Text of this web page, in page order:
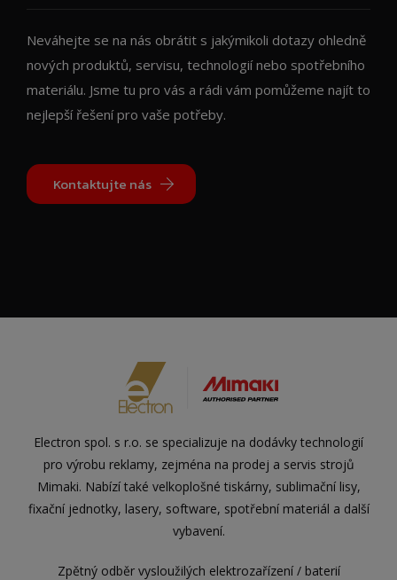
Neváhejte se na nás obrátit s jakýmikoli dotazy ohledně
nových produktů, servisu, technologií nebo spotřebního
materiálu. Jsme tu pro vás a rádi vám pomůžeme najít to
nejlepší řešení pro vaše potřeby.
Kontaktujte nás
Electron spol. s r.o. se specializuje na dodávky technologií
pro výrobu reklamy, zejména na prodej a servis strojů
Mimaki. Nabízí také velkoplošné tiskárny, sublimační lisy,
fixační jednotky, lasery, software, spotřební materiál a další
vybavení.
Zpětný odběr vysloužilých elektrozařízení / baterií